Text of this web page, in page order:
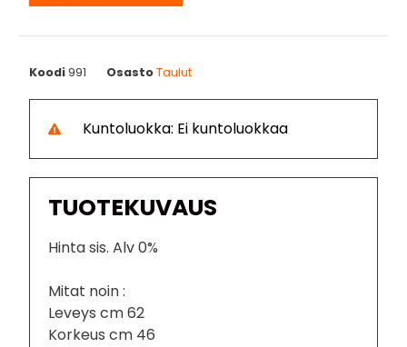
Koodi991 OsastoTaulut
Kuntoluokka: Ei kuntoluokkaa
TUOTEKUVAUS
Hinta sis. Alv 0%
Mitat noin :
Leveys cm 62
Korkeus cm 46